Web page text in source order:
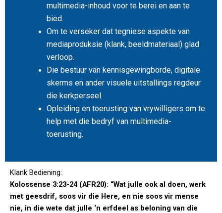
multimedia-inhoud voor te berei en aan te
bied.
Om te verseker dat tegniese aspekte van
mediaproduksie (klank, beeldmateriaal) glad
verloop.
Die bestuur van kennisgewingborde, digitale
skerms en ander visuele uitstallings regdeur
die kerkperseel.
Opleiding en toerusting van vrywilligers om te
help met die bedryf van multimedia-
toerusting.
Klank Bediening:
Kolossense 3:23-24 (AFR20): “Wat julle ook al doen, werk
met geesdrif, soos vir die Here, en nie soos vir mense
nie, in die wete dat julle ‘n erfdeel as beloning van die